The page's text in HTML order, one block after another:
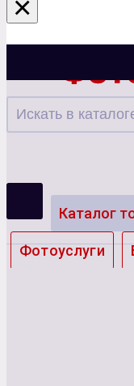
Казань
Каталог
Фотоуслуги
×